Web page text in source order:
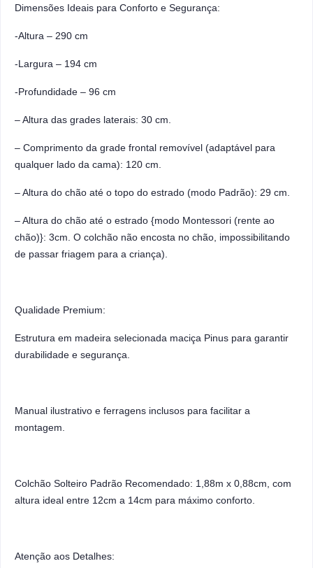
Dimensões Ideais para Conforto e Segurança:
-Altura – 290 cm
-Largura – 194 cm
-Profundidade – 96 cm
– Altura das grades laterais: 30 cm.
– Comprimento da grade frontal removível (adaptável para
qualquer lado da cama): 120 cm.
– Altura do chão até o topo do estrado (modo Padrão): 29 cm.
– Altura do chão até o estrado {modo Montessori (rente ao
chão)}: 3cm. O colchão não encosta no chão, impossibilitando
de passar friagem para a criança).
Qualidade Premium:
Estrutura em madeira selecionada maciça Pinus para garantir
durabilidade e segurança.
Manual ilustrativo e ferragens inclusos para facilitar a
montagem.
Colchão Solteiro Padrão Recomendado: 1,88m x 0,88cm, com
altura ideal entre 12cm a 14cm para máximo conforto.
Atenção aos Detalhes: